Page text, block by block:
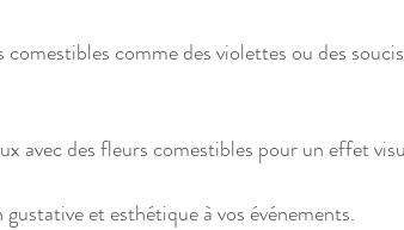
comme des violettes ou des
avec des fleurs comestibles pour un effet
et esthétique à vos événements.